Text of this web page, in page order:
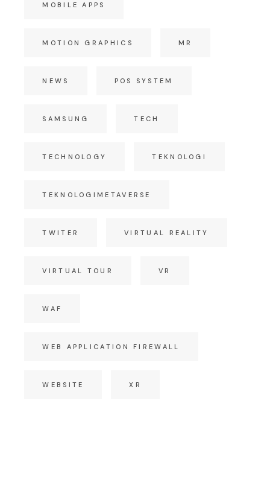
MOBILE APPS
MOTION GRAPHICS MR
NEWS POS SYSTEM
SAMSUNG TECH
TECHNOLOGY TEKNOLOGI
TEKNOLOGIMETAVERSE
TWITER VIRTUAL REALITY
VIRTUAL TOUR VR
WAF
WEB APPLICATION FIREWALL
WEBSITE XR